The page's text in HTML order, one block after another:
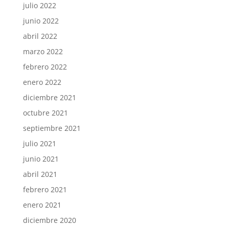
julio 2022
junio 2022
abril 2022
marzo 2022
febrero 2022
enero 2022
diciembre 2021
octubre 2021
septiembre 2021
julio 2021
junio 2021
abril 2021
febrero 2021
enero 2021
diciembre 2020